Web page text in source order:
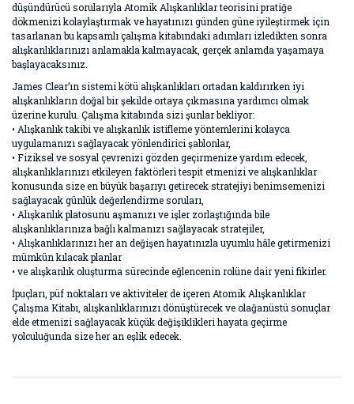
düşündürücü sorularıyla Atomik Alışkanlıklar teorisini pratiğe
dökmenizi kolaylaştırmak ve hayatınızı günden güne iyileştirmek için
tasarlanan bu kapsamlı çalışma kitabındaki adımları izledikten sonra
alışkanlıklarınızı anlamakla kalmayacak, gerçek anlamda yaşamaya
başlayacaksınız.
James Clear’ın sistemi kötü alışkanlıkları ortadan kaldırırken iyi
alışkanlıkların doğal bir şekilde ortaya çıkmasına yardımcı olmak
üzerine kurulu. Çalışma kitabında sizi şunlar bekliyor:
• Alışkanlık takibi ve alışkanlık istifleme yöntemlerini kolayca
uygulamanızı sağlayacak yönlendirici şablonlar,
• Fiziksel ve sosyal çevrenizi gözden geçirmenize yardım edecek,
alışkanlıklarınızı etkileyen faktörleri tespit etmenizi ve alışkanlıklar
konusunda size en büyük başarıyı getirecek stratejiyi benimsemenizi
sağlayacak günlük değerlendirme soruları,
• Alışkanlık platosunu aşmanızı ve işler zorlaştığında bile
alışkanlıklarınıza bağlı kalmanızı sağlayacak stratejiler,
• Alışkanlıklarınızı her an değişen hayatınızla uyumlu hâle getirmenizi
mümkün kılacak planlar
• ve alışkanlık oluşturma sürecinde eğlencenin rolüne dair yeni fikirler.
İpuçları, püf noktaları ve aktiviteler de içeren Atomik Alışkanlıklar
Çalışma Kitabı, alışkanlıklarınızı dönüştürecek ve olağanüstü sonuçlar
elde etmenizi sağlayacak küçük değişiklikleri hayata geçirme
yolculuğunda size her an eşlik edecek.